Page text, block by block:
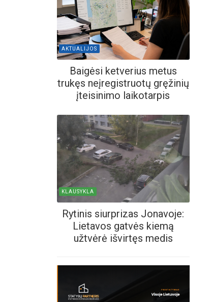
AKTUALIJOS
Baigėsi ketverius metus
trukęs neįregistruotų gręžinių
įteisinimo laikotarpis
KLAUSYKLA
Rytinis siurprizas Jonavoje:
Lietavos gatvės kiemą
užtvėrė išvirtęs medis